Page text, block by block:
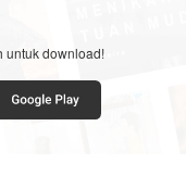
untuk download!